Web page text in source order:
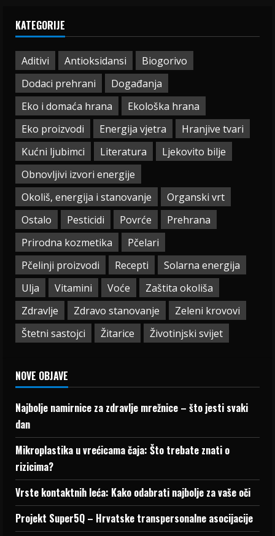
KATEGORIJE
Aditivi Antioksidansi
Biogorivo
Dodaci prehrani
Događanja
Eko i domaća hrana
Ekološka hrana
Eko proizvodi
Energija vjetra
Hranjive tvari
Kućni ljubimci
Literatura
Ljekovito bilje
Obnovljivi izvori energije
Okoliš, energija i stanovanje
Organski vrt
Ostalo
Pesticidi Povrće
Prehrana
Prirodna kozmetika
Pčelari
Pčelinji proizvodi
Recepti
Solarna energija
Ulja
Vitamini Voće
Zaštita okoliša
Zdravlje
Zdravo stanovanje
Zeleni krovovi
Štetni sastojci
Žitarice Životinjski svijet
NOVE OBJAVE
Najbolje namirnice za zdravlje mrežnice – što jesti svaki
dan
Mikroplastika u vrećicama čaja: Što trebate znati o
rizicima?
Vrste kontaktnih leća: Kako odabrati najbolje za vaše oči
Projekt Super5Q – Hrvatske transpersonalne asocijacije